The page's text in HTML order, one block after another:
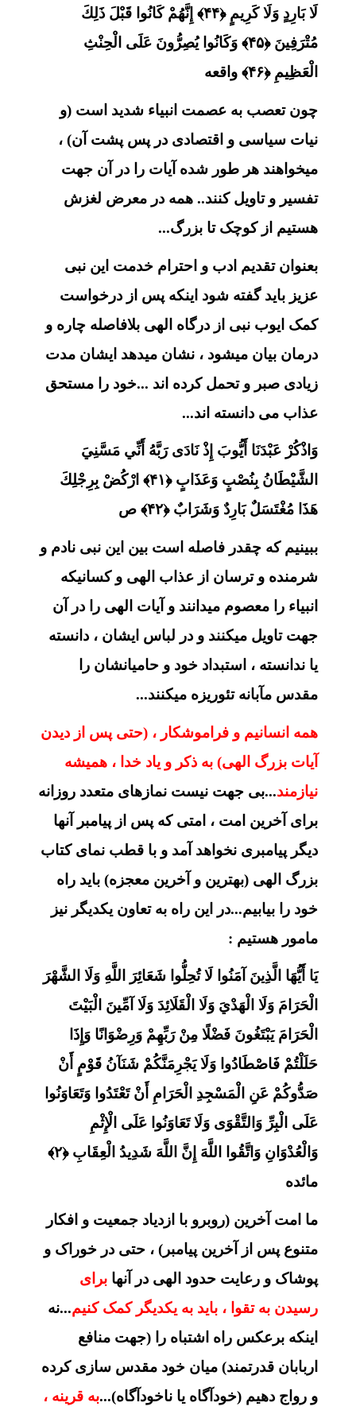
لَا بَارِدٍ وَلَا كَرِيمٍ ﴿۴۴﴾ إِنَّهُمْ كَانُوا قَبْلَ ذَلِكَ
مُتْرَفِينَ ﴿۴۵﴾ وَكَانُوا يُصِرُّونَ عَلَى الْحِنْثِ
الْعَظِيمِ ﴿۴۶﴾ واقعه
چون تعصب به عصمت انبیاء شدید است (و
نیات سیاسی و اقتصادی در پس پشت آن) ،
میخواهند هر طور شده آیات را در آن جهت
تفسیر و تاویل کنند.. همه در معرض لغزش
هستیم از کوچک تا بزرگ...
بعنوان تقدیم ادب و احترام خدمت این نبی
عزیز باید گفته شود اینکه پس از درخواست
کمک ایوب نبی از درگاه الهی بلافاصله چاره و
درمان بیان میشود ، نشان میدهد ایشان مدت
زیادی صبر و تحمل کرده اند ...خود را مستحق
عذاب می دانسته اند...
وَاذْكُرْ عَبْدَنَا أَيُّوبَ إِذْ نَادَى رَبَّهُ أَنِّي مَسَّنِيَ
الشَّيْطَانُ بِنُصْبٍ وَعَذَابٍ ﴿۴۱﴾ ارْكُضْ بِرِجْلِكَ
هَذَا مُغْتَسَلٌ بَارِدٌ وَشَرَابٌ ﴿۴۲﴾ ص
ببینیم که چقدر فاصله است بین این نبی نادم و
شرمنده و ترسان از عذاب الهی و کسانیکه
انبیاء را معصوم میدانند و آیات الهی را در آن
جهت تاویل میکنند و در لباس ایشان ، دانسته
یا ندانسته ، استبداد خود و حامیانشان را
مقدس مآبانه تئوریزه میکنند...
همه انسانیم و فراموشکار ، (حتی پس از دیدن
آیات بزرگ الهی) به ذکر و یاد خدا ، همیشه
نیازمند...بی جهت نیست نمازهای متعدد روزانه
برای آخرین امت ، امتی که پس از پیامبر آنها
دیگر پیامبری نخواهد آمد و با قطب نمای کتاب
بزرگ الهی (بهترین و آخرین معجزه) باید راه
خود را بیابیم...در این راه به تعاون یکدیگر نیز
مامور هستیم :
يَا أَيُّهَا الَّذِينَ آمَنُوا لَا تُحِلُّوا شَعَائِرَ اللَّهِ وَلَا الشَّهْرَ
الْحَرَامَ وَلَا الْهَدْيَ وَلَا الْقَلَائِدَ وَلَا آمِّينَ الْبَيْتَ
الْحَرَامَ يَبْتَغُونَ فَضْلًا مِنْ رَبِّهِمْ وَرِضْوَانًا وَإِذَا
حَلَلْتُمْ فَاصْطَادُوا وَلَا يَجْرِمَنَّكُمْ شَنَآنُ قَوْمٍ أَنْ
صَدُّوكُمْ عَنِ الْمَسْجِدِ الْحَرَامِ أَنْ تَعْتَدُوا وَتَعَاوَنُوا
عَلَى الْبِرِّ وَالتَّقْوَى وَلَا تَعَاوَنُوا عَلَى الْإِثْمِ
وَالْعُدْوَانِ وَاتَّقُوا اللَّهَ إِنَّ اللَّهَ شَدِيدُ الْعِقَابِ ﴿۲﴾
مائده
ما امت آخرین (روبرو با ازدیاد جمعیت و افکار
متنوع پس از آخرین پیامبر) ، حتی در خوراک و
پوشاک و رعایت حدود الهی در آنها برای
رسیدن به تقوا ، باید به یکدیگر کمک کنیم...نه
اینکه برعکس راه اشتباه را (جهت منافع
اربابان قدرتمند) میان خود مقدس سازی کرده
و رواج دهیم (خودآگاه یا ناخودآگاه)...به قرینه ،